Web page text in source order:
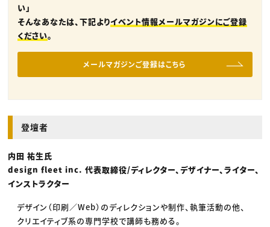
い」
そんなあなたは、下記よりイベント情報メールマガジンにご登録
ください。
メールマガジンご登録はこちら
登壇者
内田 祐生氏
design fleet inc. 代表取締役/ディレクター、デザイナー、ライター、
インストラクター
デザイン（印刷／Web）のディレクションや制作、執筆活動の他、
クリエイティブ系の専門学校で講師も務める。